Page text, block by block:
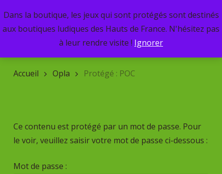
Dans la boutique, les jeux qui sont protégés sont destinés
aux boutiques ludiques des Hauts de France. N'hésitez pas
à leur rendre visite ! Ignorer
to
main
produits
Menu
Accueil Opla Protégé : POC
Ce contenu est protégé par un mot de passe. Pour
le voir, veuillez saisir votre mot de passe ci-dessous :
Mot de passe :